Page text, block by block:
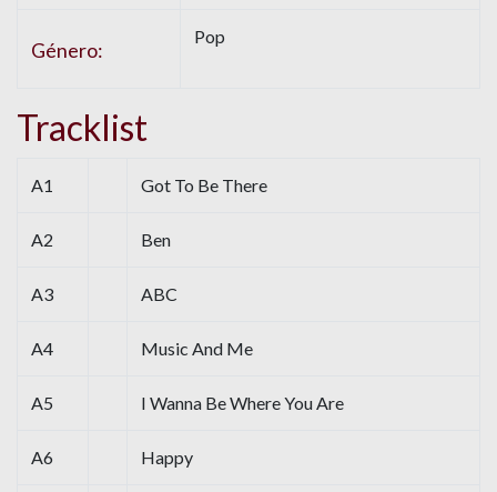
Género:
Pop
Tracklist
A1 Got To Be There
A2 Ben
A3 ABC
A4 Music And Me
A5 I Wanna Be Where You Are
A6 Happy